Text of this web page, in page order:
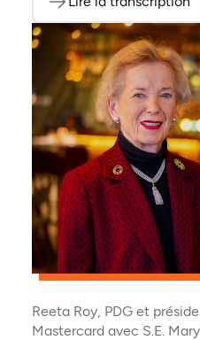
Reeta Roy, PDG et
Mastercard avec S.E.